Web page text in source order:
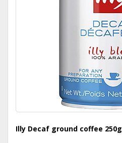
Illy Decaf ground coffee 250g